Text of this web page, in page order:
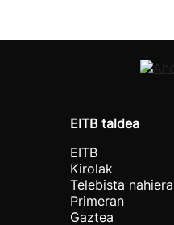
EITB taldea
EITB
Kirolak
Telebista
Primeran
Gaztea